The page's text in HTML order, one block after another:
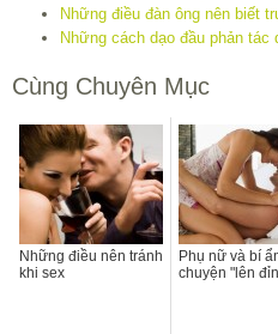
Những điều đàn ông nên biết
Những cách dạo đầu phản tác
Cùng Chuyên Mục
Những điều nên tránh
khi sex
Phụ nữ và bí
chuyện "lên